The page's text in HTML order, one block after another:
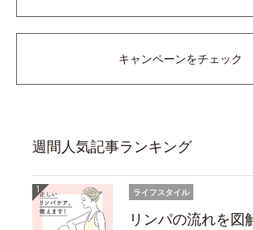
キャンペーンをチェック
週間人気記事ランキング
ライフスタイル
リンパの流れを図